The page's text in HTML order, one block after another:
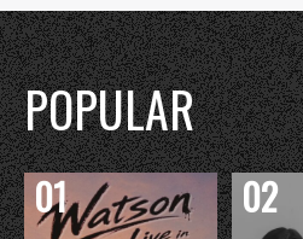
POPULAR